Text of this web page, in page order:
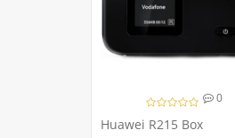
0
Huawei R215 Box